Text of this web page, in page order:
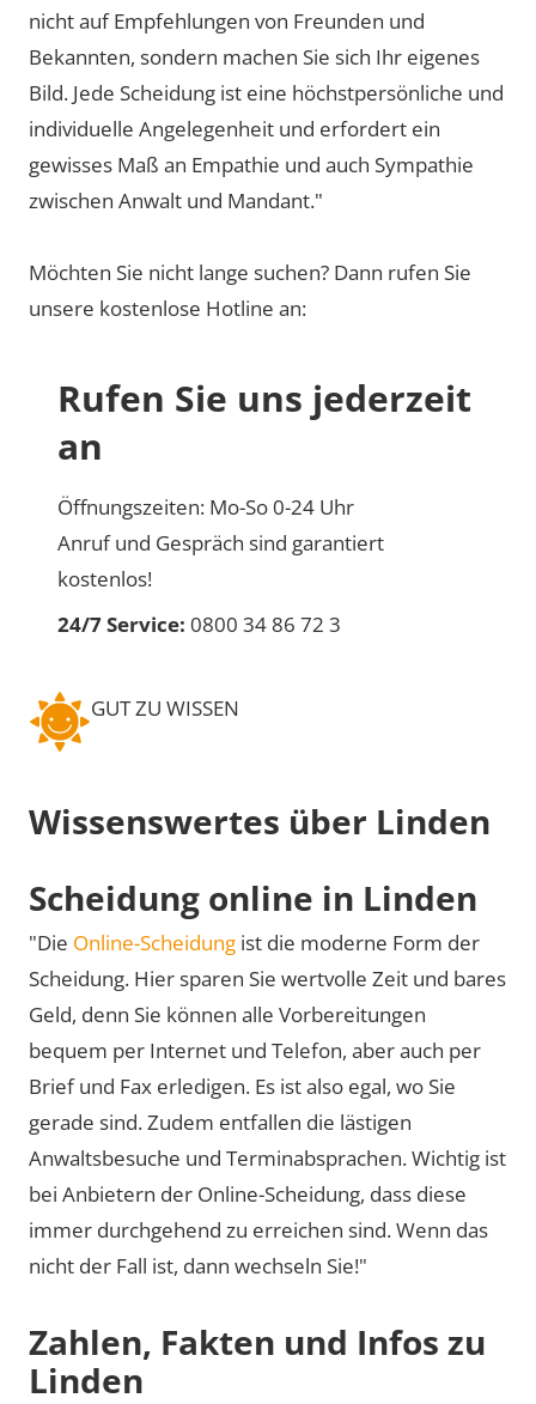
nicht auf Empfehlungen von Freunden und
Bekannten, sondern machen Sie sich Ihr eigenes
Bild. Jede Scheidung ist eine höchstpersönliche und
individuelle Angelegenheit und erfordert ein
gewisses Maß an Empathie und auch Sympathie
zwischen Anwalt und Mandant."
Möchten Sie nicht lange suchen? Dann rufen Sie
unsere kostenlose Hotline an:
Rufen Sie uns jederzeit
an
Öffnungszeiten: Mo-So 0-24 Uhr
Anruf und Gespräch sind garantiert
kostenlos!
24/7 Service: 0800 34 86 72 3
GUT ZU WISSEN
Wissenswertes über Linden
Scheidung online in Linden
"Die Online-Scheidung ist die moderne Form der
Scheidung. Hier sparen Sie wertvolle Zeit und bares
Geld, denn Sie können alle Vorbereitungen
bequem per Internet und Telefon, aber auch per
Brief und Fax erledigen. Es ist also egal, wo Sie
gerade sind. Zudem entfallen die lästigen
Anwaltsbesuche und Terminabsprachen. Wichtig ist
bei Anbietern der Online-Scheidung, dass diese
immer durchgehend zu erreichen sind. Wenn das
nicht der Fall ist, dann wechseln Sie!"
Zahlen, Fakten und Infos zu
Linden